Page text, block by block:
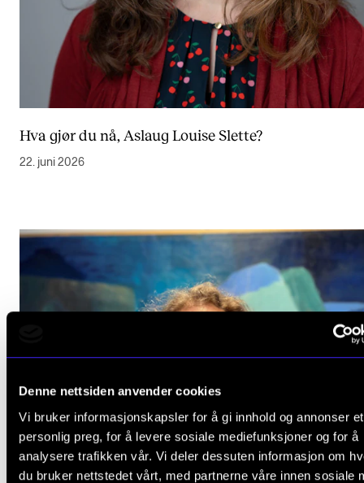
Denne nettsiden anvender cookies
Vi bruker informasjonskapsler for å gi innhold og annonser et
personlig preg, for å levere sosiale mediefunksjoner og for å
analysere trafikken vår. Vi deler dessuten informasjon om
du bruker nettstedet vårt, med partnerne våre innen sosiale
Hva gjør du nå, Aslaug Louise Slette?
22. juni 2026